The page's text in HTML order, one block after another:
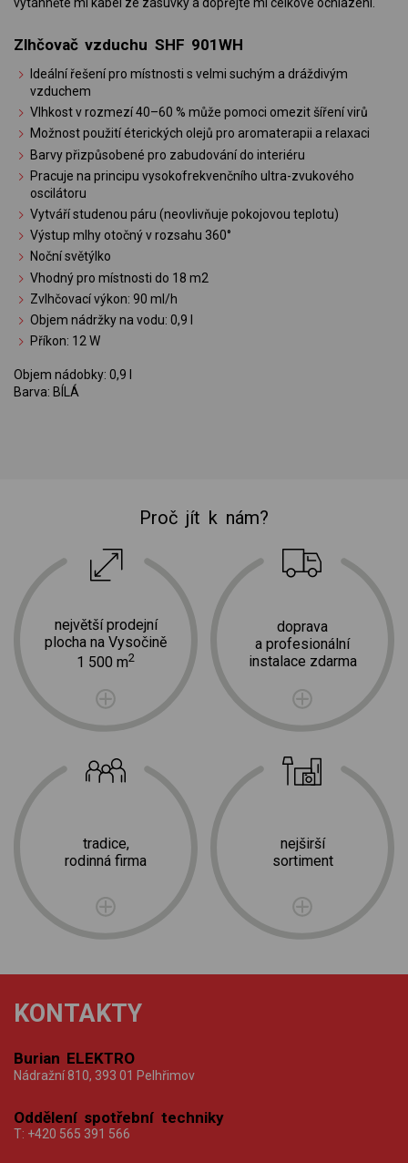
Zlhčovač vzduchu SHF 901WH
Ideální řešení pro místnosti s velmi suchým a dráždivým
vzduchem
Vlhkost v rozmezí 40–60 % může pomoci omezit šíření virů
Možnost použití éterických olejů pro aromaterapii a relaxaci
Barvy přizpůsobené pro zabudování do interiéru
Pracuje na principu vysokofrekvenčního ultra-zvukového
oscilátoru
Vytváří studenou páru (neovlivňuje pokojovou teplotu)
Výstup mlhy otočný v rozsahu 360°
Noční světýlko
Vhodný pro místnosti do 18 m2
Zvlhčovací výkon: 90 ml/h
Objem nádržky na vodu: 0,9 l
Příkon: 12 W
Objem nádobky: 0,9 l
Barva: BÍLÁ
Proč jít k nám?
největší prodejní
plocha na Vysočině
1 500 m2
tradice,
rodinná firma
doprava
a profesionální
instalace zdarma
nejširší
sortiment
KONTAKTY
Burian ELEKTRO
Nádražní 810, 393 01 Pelhřimov
Oddělení spotřební techniky
T: +420 565 391 566